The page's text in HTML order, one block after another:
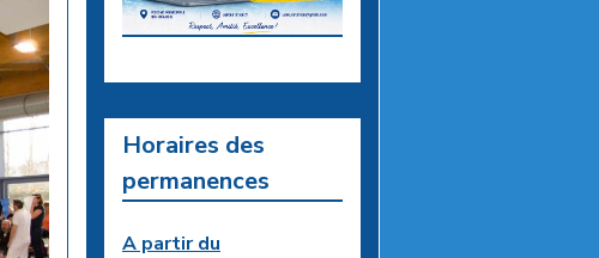
Horaires des
permanences
A partir du